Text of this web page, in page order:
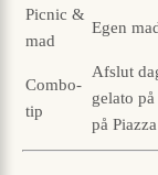
Picnic &
mad
Egen
Combo-
tip
Afslut
gelato på
på